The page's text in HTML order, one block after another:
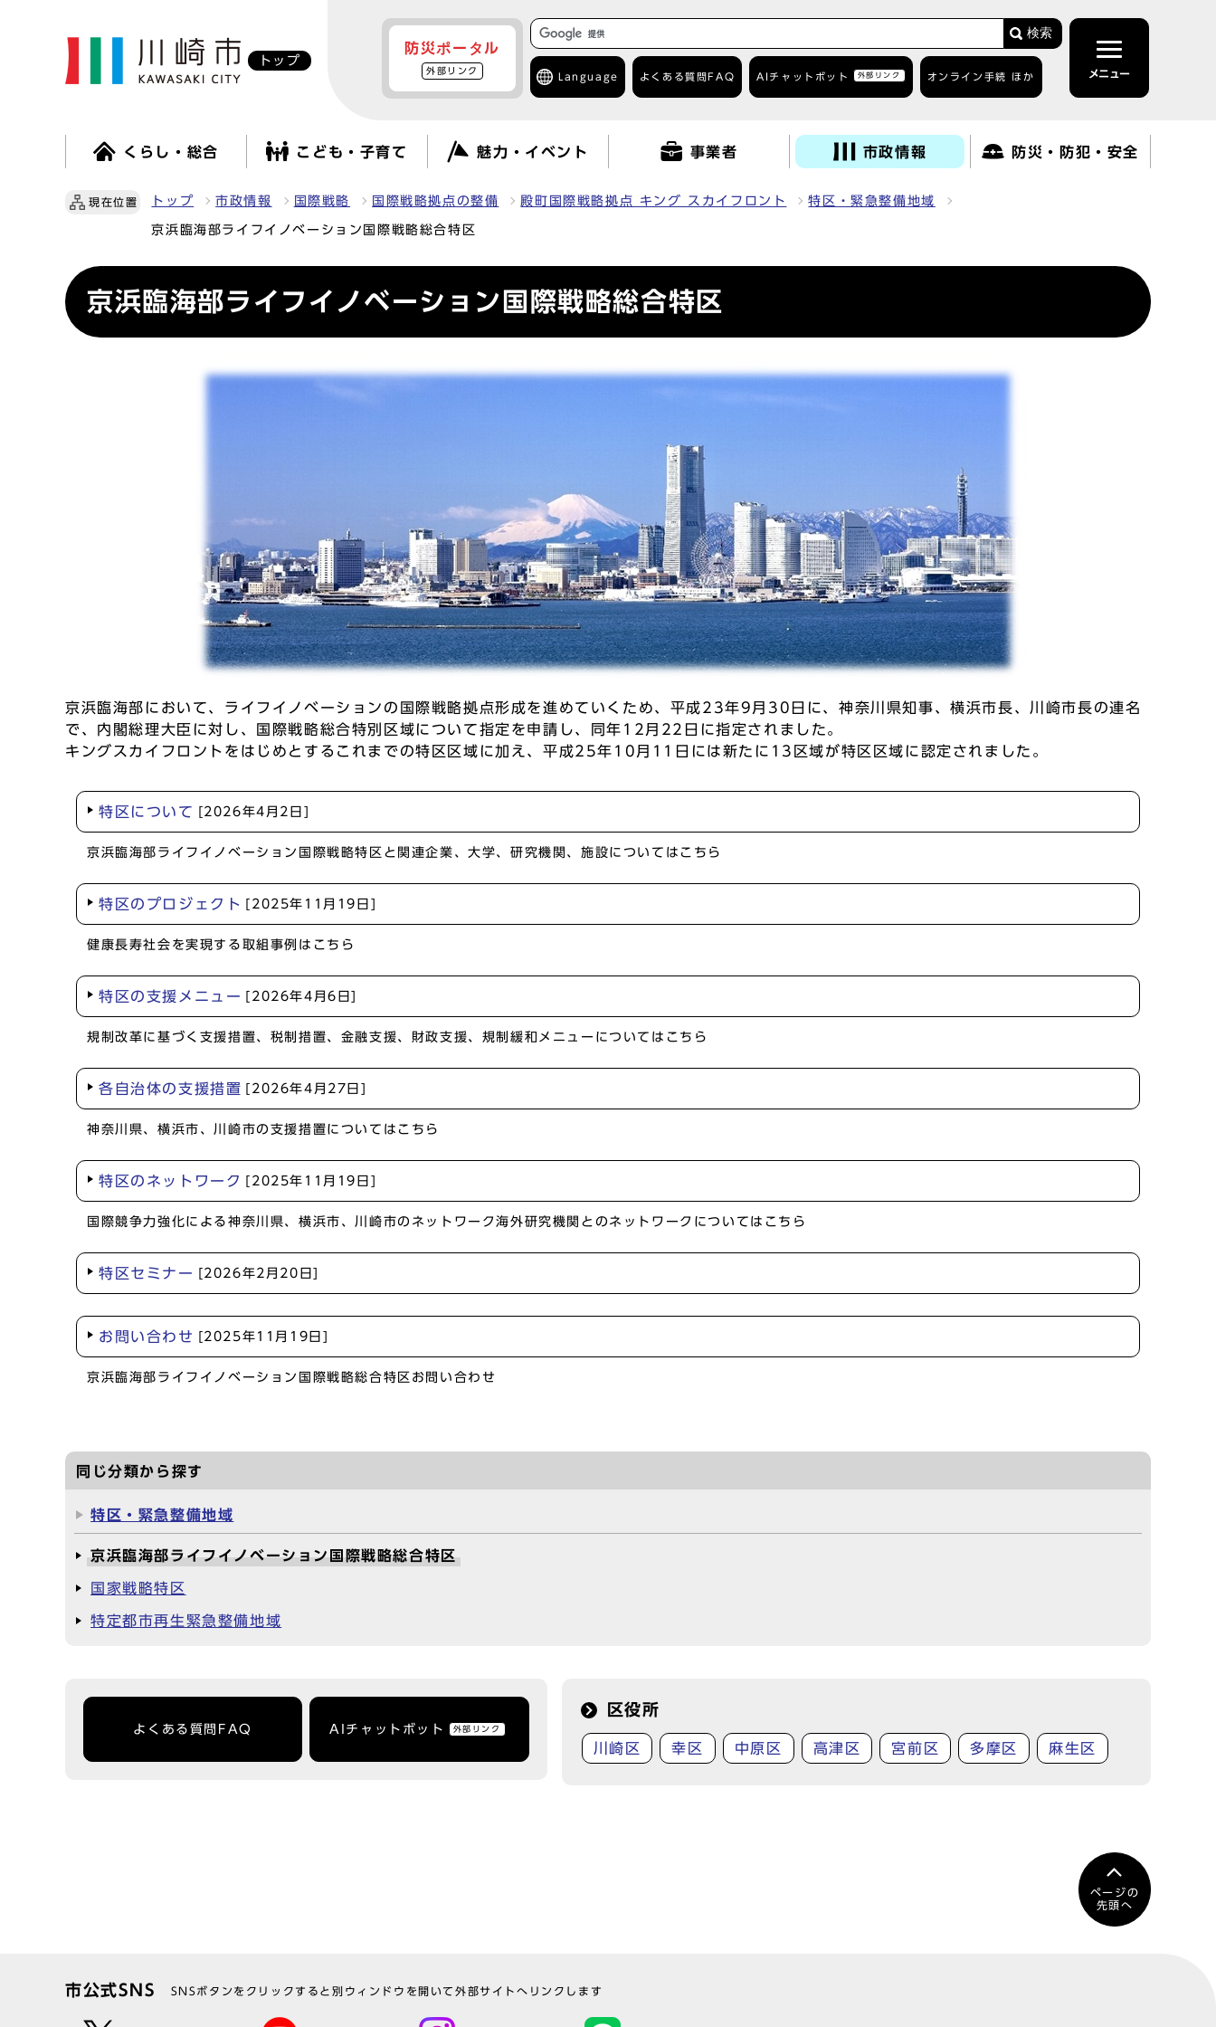
トップ
防災ポータル
外部リンク
検索
Language よくある質問 FAQ AIチャットボット 外部リンク オンライン手続 ほか メニュー
くらし・総合 こども・子育て 魅力・イベント 事業者 市政情報 防災・防犯・安全
現在位置 トップ 市政情報 国際戦略 国際戦略拠点の整備 殿町国際戦略拠点 キング スカイフロント 特区・緊急整備地域
京浜臨海部ライフイノベーション国際戦略総合特区
京浜臨海部ライフイノベーション国際戦略総合特区
京浜臨海部において、ライフイノベーションの国際戦略拠点形成を進めていくため、平成23年9月30日に、神奈川県知事、横浜市長、川崎市長の連名
で、内閣総理大臣に対し、国際戦略総合特別区域について指定を申請し、同年12月22日に指定されました。
キングスカイフロントをはじめとするこれまでの特区区域に加え、平成25年10月11日には新たに13区域が特区区域に認定されました。
特区について [2026年4月2日]
京浜臨海部ライフイノベーション国際戦略特区と関連企業、大学、研究機関、施設についてはこちら
特区のプロジェクト [2025年11月19日]
健康長寿社会を実現する取組事例はこちら
特区の支援メニュー [2026年4月6日]
規制改革に基づく支援措置、税制措置、金融支援、財政支援、規制緩和メニューについてはこちら
各自治体の支援措置 [2026年4月27日]
神奈川県、横浜市、川崎市の支援措置についてはこちら
特区のネットワーク [2025年11月19日]
国際競争力強化による神奈川県、横浜市、川崎市のネットワーク海外研究機関とのネットワークについてはこちら
特区セミナー [2026年2月20日]
お問い合わせ [2025年11月19日]
京浜臨海部ライフイノベーション国際戦略総合特区お問い合わせ
同じ分類から探す
特区・緊急整備地域
京浜臨海部ライフイノベーション国際戦略総合特区
国家戦略特区
特定都市再生緊急整備地域
よくある質問FAQ AIチャットボット 外部リンク
区役所
川崎区 幸区 中原区 高津区 宮前区 多摩区 麻生区
ページの
先頭へ
市公式SNS SNSボタンをクリックすると別ウィンドウを開いて外部サイトへリンクします